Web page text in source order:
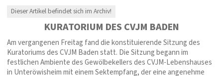
Dieser Artikel befindet sich im Archiv!
KURATORIUM DES CVJM BADEN
Am vergangenen Freitag fand die konstituierende Sitzung des
Kuratoriums des CVJM Baden statt. Die Sitzung begann im
festlichen Ambiente des Gewölbekellers des CVJM-Lebenshauses
in Unteröwisheim mit einem Sektempfang, der eine angenehme